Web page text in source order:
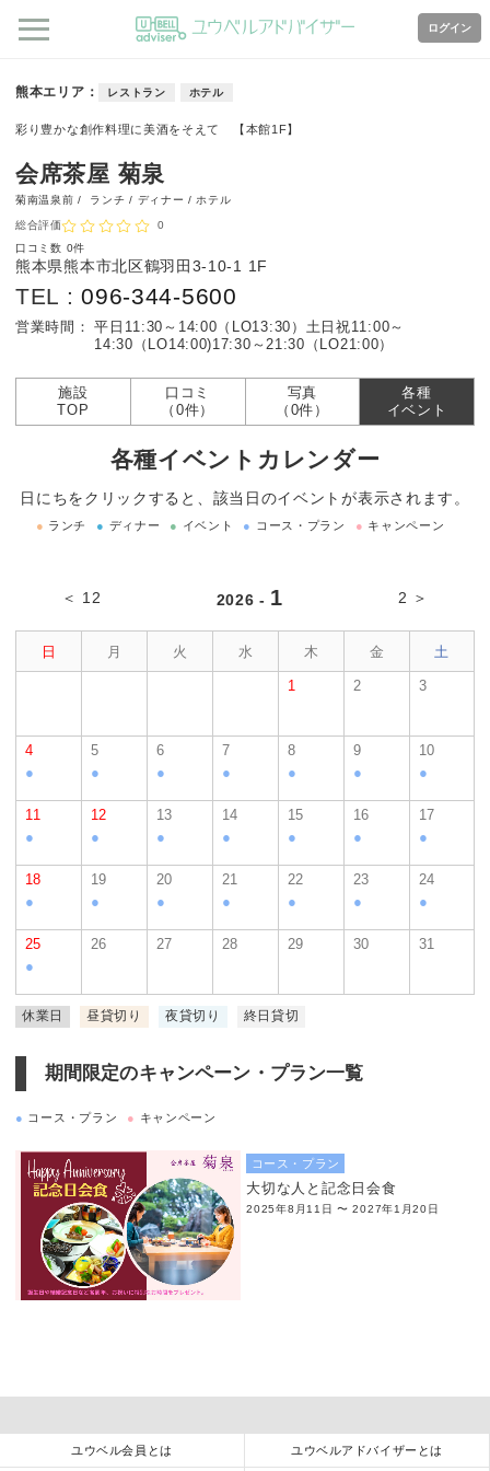
ログイン
熊本エリア レストラン ホテル
彩り豊かな創作料理に美酒をそえて 【本館1F】
会席茶屋 菊泉
菊南温泉前 / ランチ / ディナー / ホテル
総合評価
0
口コミ数 0件
熊本県熊本市北区鶴羽田3-10-1 1F
TEL :096-344-5600
営業時間： 平日11:30～14:00（LO13:30） 土日祝11:00～
14:30（LO14:00)17:30～21:30（LO21:00）
施設
TOP
口コミ
（0件）
写真
（0件）
各種
イベント
各種イベントカレンダー
日にちをクリックすると、該当日のイベントが表示されます。
● ランチ ● ディナー ● イベント ● コース・プラン ● キャンペーン
＜ 12 2026 - 1 2 ＞
日 月 火 水 木 金 土
1 2 3
4
●
5
●
6
●
7
●
8
●
9
●
10
●
11
●
12
●
13
●
14
●
15
●
16
●
17
●
18
●
19
●
20
●
21
●
22
●
23
●
24
●
25
●
26 27 28 29 30 31
休業日 昼貸切り 夜貸切り 終日貸切
期間限定のキャンペーン・プラン一覧
● コース・プラン ● キャンペーン
コース・プラン
大切な人と記念日会食
2025年8月11日 〜 2027年1月20日
ユウベル会員とは ユウベルアドバイザーとは